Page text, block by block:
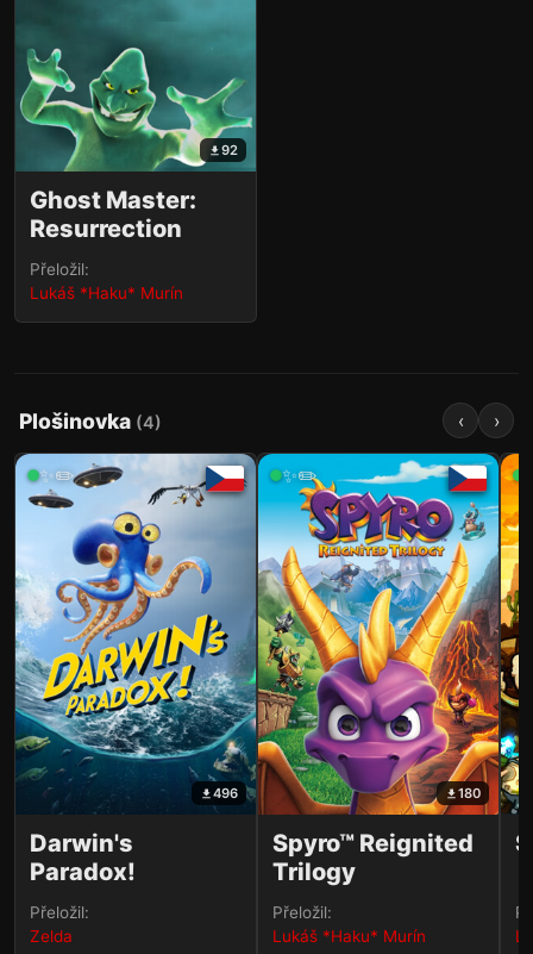
92
Ghost Master:
Resurrection
Přeložil:
Lukáš *Haku* Murín
Plošinovka (4) ‹ ›
✨✏️
496
Darwin's
Paradox!
Přeložil:
Zelda
✨✏️
180
Spyro™ Reignited
Trilogy
Přeložil:
Lukáš *Haku* Murín